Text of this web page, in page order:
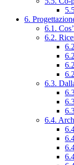
6.
6.1.
6.2.
6.3.
6.4.